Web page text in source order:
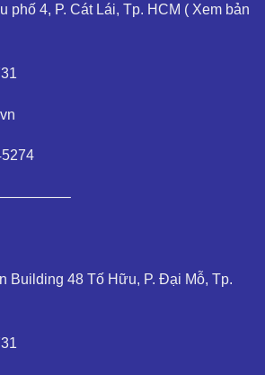
phố 4, P. Cát Lái, Tp. HCM ( Xem bản
Building 48 Tố Hữu, P. Đại Mỗ, Tp.